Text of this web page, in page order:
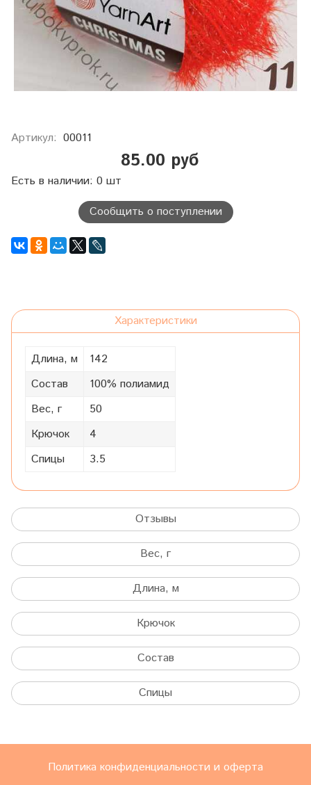
Артикул: 00011
85.00 руб
Есть в наличии: 0 шт
Сообщить о поступлении
Характеристики
Длина, м
142
Состав
100% полиамид
Вес, г
50
Крючок
4
Спицы
3.5
Отзывы
Вес, г
Длина, м
Крючок
Состав
Спицы
Политика конфиденциальности и оферта